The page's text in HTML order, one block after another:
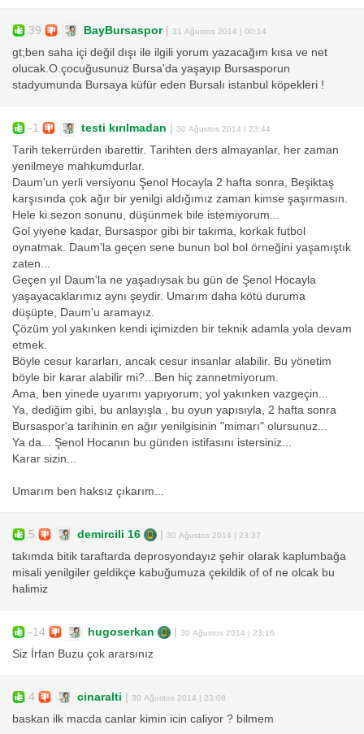
39 BayBursaspor| 31 Ağustos 2014 | 00:14
gt;ben saha içi değil dışı ile ilgili yorum yazacağım kısa ve net
olucak.O.çocuğusunuz Bursa'da yaşayıp Bursasporun
stadyumunda Bursaya küfür eden Bursalı istanbul köpekleri !
-1 testi kırılmadan | 30 Ağustos 2014 | 23:44
Tarih tekerrürden ibarettir. Tarihten ders almayanlar, her zaman
yenilmeye mahkumdurlar.
Daum'un yerli versiyonu Şenol Hocayla 2 hafta sonra, Beşiktaş
karşısında çok ağır bir yenilgi aldığımız zaman kimse şaşırmasın.
Hele ki sezon sonunu, düşünmek bile istemiyorum...
Gol yiyene kadar, Bursaspor gibi bir takıma, korkak futbol
oynatmak. Daum'la geçen sene bunun bol bol örneğini yaşamıştık
zaten...
Geçen yıl Daum'la ne yaşadıysak bu gün de Şenol Hocayla
yaşayacaklarımız aynı şeydir. Umarım daha kötü duruma
düşüpte, Daum'u aramayız.
Çözüm yol yakınken kendi içimizden bir teknik adamla yola devam
etmek.
Böyle cesur kararları, ancak cesur insanlar alabilir. Bu yönetim
böyle bir karar alabilir mi?...Ben hiç zannetmiyorum.
Ama, ben yinede uyarımı yapıyorum; yol yakınken vazgeçin...
Ya, dediğim gibi, bu anlayışla , bu oyun yapısıyla, 2 hafta sonra
Bursaspor'a tarihinin en ağır yenilgisinin "mimarı" olursunuz...
Ya da... Şenol Hocanın bu günden istifasını istersiniz...
Karar sizin...
Umarım ben haksız çıkarım...
5 demircili 16 | 30 Ağustos 2014 | 23:37
takımda bitik taraftarda deprosyondayız şehir olarak kaplumbağa
misali yenilgiler geldikçe kabuğumuza çekildik of of ne olcak bu
halimiz
-14 hugoserkan | 30 Ağustos 2014 | 23:16
Siz İrfan Buzu çok ararsınız
4 cinaralti | 30 Ağustos 2014 | 23:08
baskan ilk macda canlar kimin icin caliyor ? bilmem